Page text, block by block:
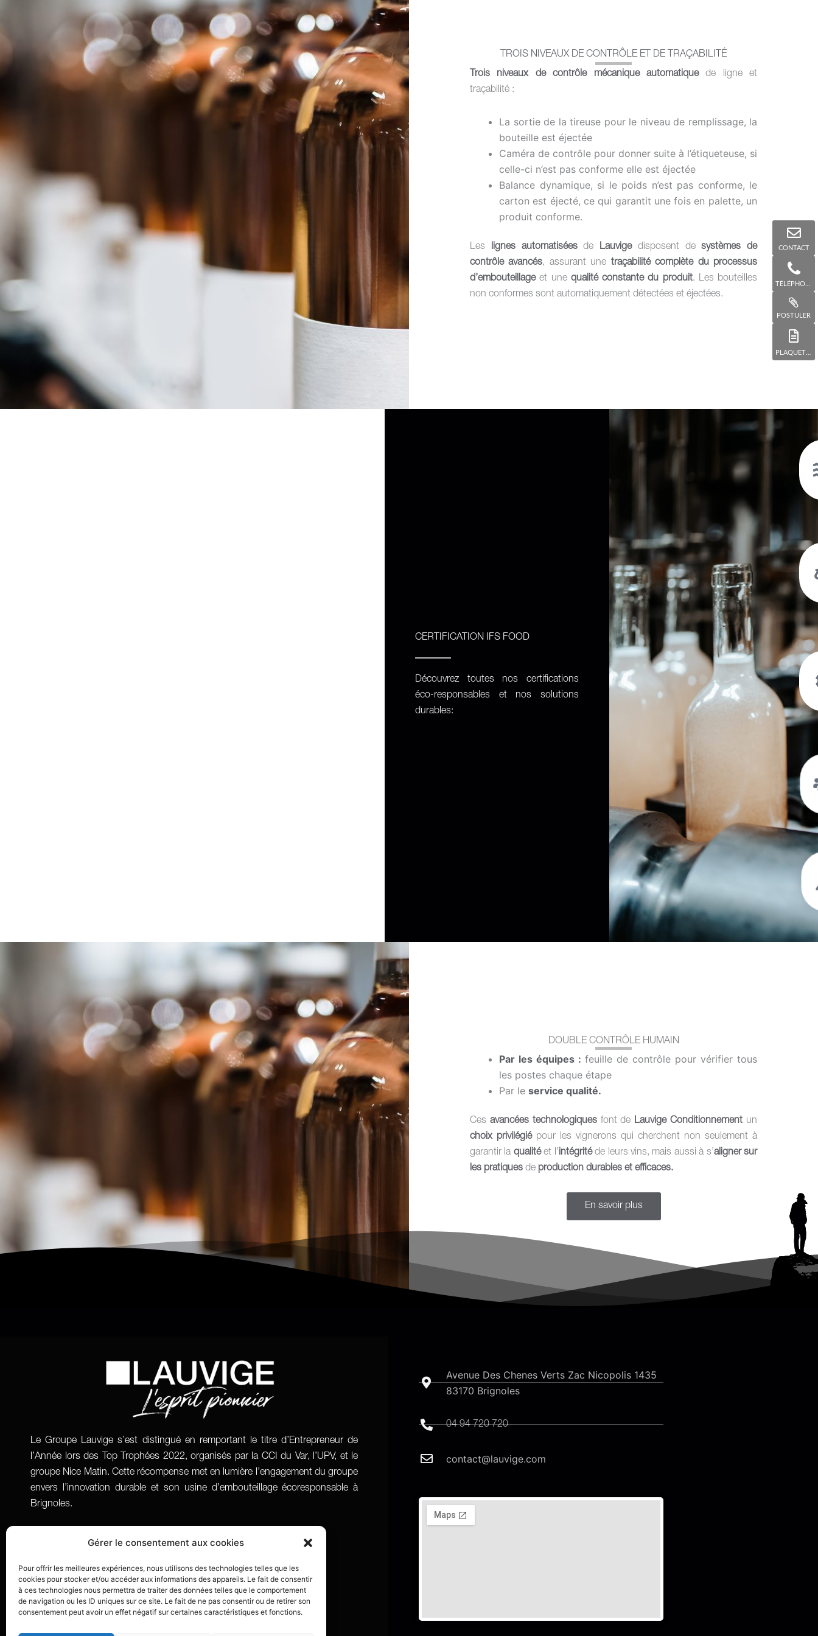
Gérer le consentement aux cookies
Pour offrir les meilleures expériences, nous utilisons des technologies telles que les
cookies pour stocker et/ou accéder aux informations des appareils. Le fait de consentir
à ces technologies nous permettra de traiter des données telles que le comportement
de navigation ou les ID uniques sur ce site. Le fait de ne pas consentir ou de retirer son
consentement peut avoir un effet négatif sur certaines caractéristiques et fonctions.
TROIS NIVEAUX DE CONTRÔLE ET DE TRAÇABILITÉ
Trois niveaux de contrôle mécanique automatiquede ligne et
traçabilité :
La sortie de la tireuse pour le niveau de remplissage, la
bouteille est éjectée
Caméra de contrôle pour donner suite à l’étiqueteuse, si
celle-ci n’est pas conforme elle est éjectée
Balance dynamique, si le poids n’est pas conforme, le
carton est éjecté, ce qui garantit une fois en palette, un
produit conforme.
Les lignes automatiséesde Lauvige disposent desystèmes de
contrôle avancés, assurant une traçabilité complète du processus
d’embouteillageet une qualité constante du produit. Les bouteilles
non conformes sont automatiquement détectées et éjectées.
CERTIFICATION IFS FOOD
Découvrez toutes nos certifications
éco-responsables et nos solutions
durables:
DOUBLE CONTRÔLE HUMAIN
Par les équipes : feuille de contrôle pour vérifier tous
les postes chaque étape
Par le service qualité.
Ces avancées technologiquesfont de Lauvige Conditionnement un
choix privilégiépour les vignerons qui cherchent non seulement à
garantir la qualité et l’intégrité de leurs vins, mais aussi à s’aligner sur
les pratiques de production durables et efficaces.
En savoir plus
CONTACT
POSTULER
Le Groupe Lauvige s’est distingué en remportant le titre d’Entrepreneur de
l’Année lors des Top Trophées 2022, organisés par la CCI du Var, l’UPV, et le
groupe Nice Matin. Cette récompense met en lumière l’engagement du groupe
envers l’innovation durable et son usine d’embouteillage écoresponsable à
Brignoles.
Avenue Des Chenes Verts Zac Nicopolis 1435
83170 Brignoles​
04 94 720 720
contact@lauvige.com